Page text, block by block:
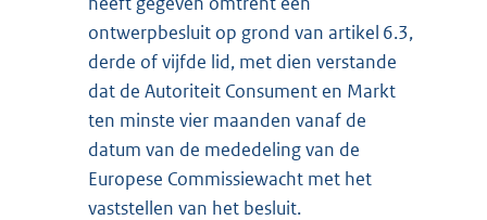
ontwerpbesluit op grond van artikel 6.3,
derde of vijfde lid, met dien verstande
dat de Autoriteit Consument en Markt
ten minste vier maanden vanaf de
datum van de mededeling van de
Europese Commissiewacht met het
vaststellen van het besluit.